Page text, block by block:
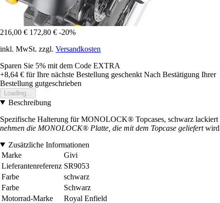
216,00 € 172,80 € -20%
inkl. MwSt. zzgl. Versandkosten
Sparen Sie 5% mit dem Code EXTRA
+8,64 € für Ihre nächste Bestellung geschenkt Nach Bestätigung Ihrer
Bestellung gutgeschrieben
Loading...
Beschreibung
Spezifische Halterung für MONOLOCK® Topcases, schwarz lackiert
nehmen die MONOLOCK® Platte, die mit dem Topcase geliefertwird
Zusätzliche Informationen
Marke
Givi
Lieferantenreferenz SR9053
Farbe
schwarz
Farbe
Schwarz
Motorrad-Marke
Royal Enfield